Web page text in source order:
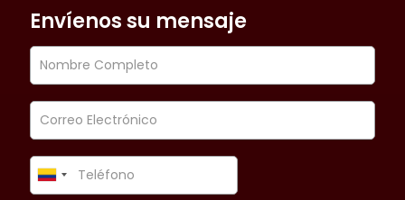
Envíenos su mensaje